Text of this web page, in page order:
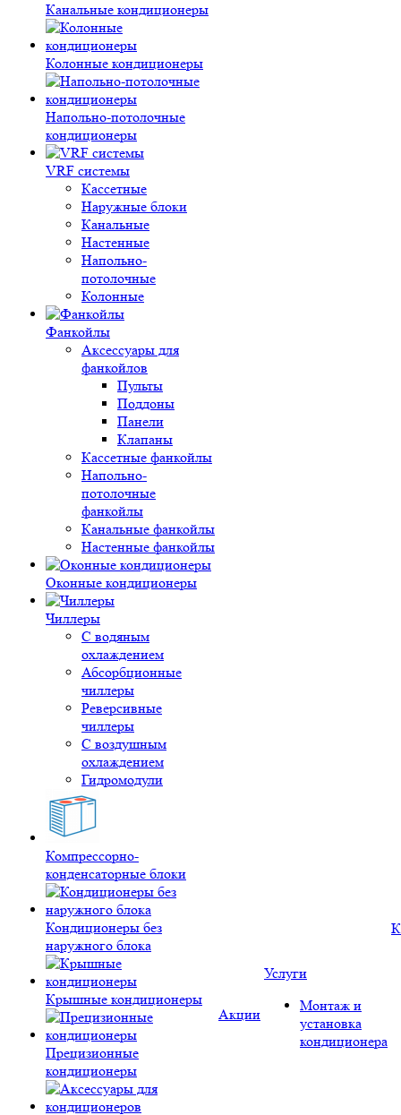
Канальные кондиционеры
Колонные кондиционеры
Напольно-потолочные
кондиционеры
VRF системы
Кассетные
Наружные блоки
Канальные
Настенные
Напольно-
потолочные
Колонные
Фанкойлы
Аксессуары для
фанкойлов
Пульты
Поддоны
Панели
Клапаны
Кассетные фанкойлы
Напольно-
потолочные
фанкойлы
Канальные фанкойлы
Настенные фанкойлы
Оконные кондиционеры
Чиллеры
С водяным
охлаждением
Абсорбционные
чиллеры
Реверсивные
чиллеры
С воздушным
охлаждением
Гидромодули
Компрессорно-
конденсаторные блоки
Кондиционеры без
наружного блока
Крышные кондиционеры
Прецизионные
кондиционеры
Акции
Услуги
Монтаж и
установка
кондиционера